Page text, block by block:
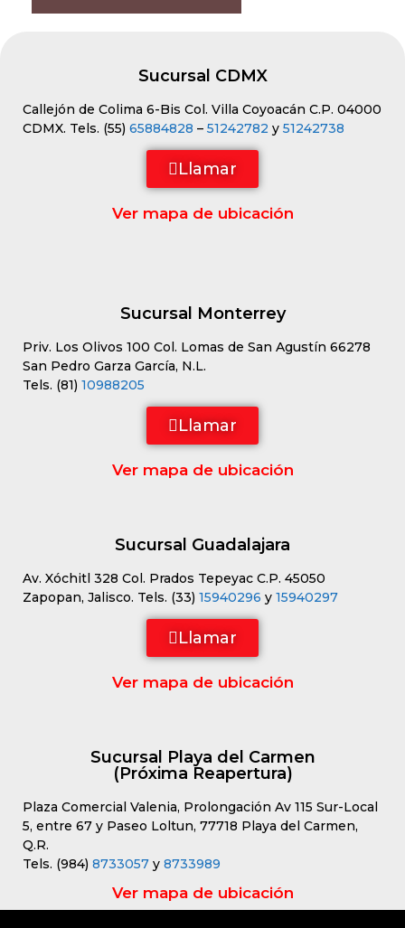
Sucursal CDMX
Callejón de Colima 6-Bis Col. Villa Coyoacán C.P. 04000
CDMX. Tels. (55) 65884828 – 51242782 y 51242738
Llamar
Ver mapa de ubicación
Sucursal Monterrey
Priv. Los Olivos 100 Col. Lomas de San Agustín 66278
San Pedro Garza García, N.L.
Tels. (81) 10988205
Llamar
Ver mapa de ubicación
Sucursal Guadalajara
Av. Xóchitl 328 Col. Prados Tepeyac C.P. 45050
Zapopan, Jalisco. Tels. (33) 15940296 y 15940297
Llamar
Ver mapa de ubicación
Sucursal Playa del Carmen
(Próxima Reapertura)
Plaza Comercial Valenia, Prolongación Av 115 Sur-Local
5, entre 67 y Paseo Loltun, 77718 Playa del Carmen,
Q.R.
Tels. (984) 8733057 y 8733989
Ver mapa de ubicación